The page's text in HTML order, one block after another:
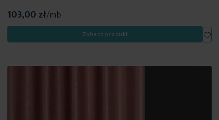
103,00 zł/mb
Zobacz produkt